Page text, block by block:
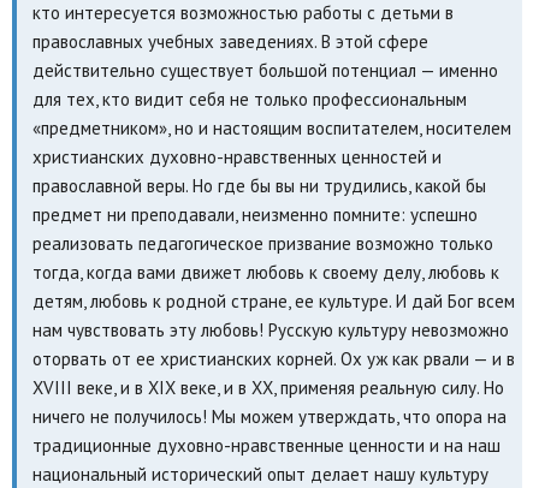
кто интересуется возможностью работы с детьми в
православных учебных заведениях. В этой сфере
действительно существует большой потенциал — именно
для тех, кто видит себя не только профессиональным
«предметником», но и настоящим воспитателем, носителем
христианских духовно-нравственных ценностей и
православной веры. Но где бы вы ни трудились, какой бы
предмет ни преподавали, неизменно помните: успешно
реализовать педагогическое призвание возможно только
тогда, когда вами движет любовь к своему делу, любовь к
детям, любовь к родной стране, ее культуре. И дай Бог всем
нам чувствовать эту любовь! Русскую культуру невозможно
оторвать от ее христианских корней. Ох уж как рвали — и в
XVIII веке, и в XIX веке, и в XX, применяя реальную силу. Но
ничего не получилось! Мы можем утверждать, что опора на
традиционные духовно-нравственные ценности и на наш
национальный исторический опыт делает нашу культуру